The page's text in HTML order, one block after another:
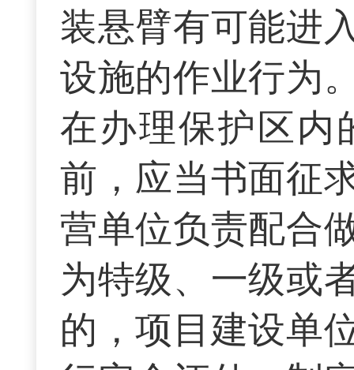
装悬臂有可能进
设施的作业行为
在办理保护区内
前，应当书面征
营单位负责配合
为特级、一级或
的，项目建设单